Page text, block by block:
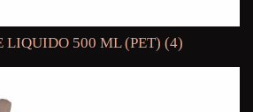
LIQUIDO 500 ML (PET) (4)